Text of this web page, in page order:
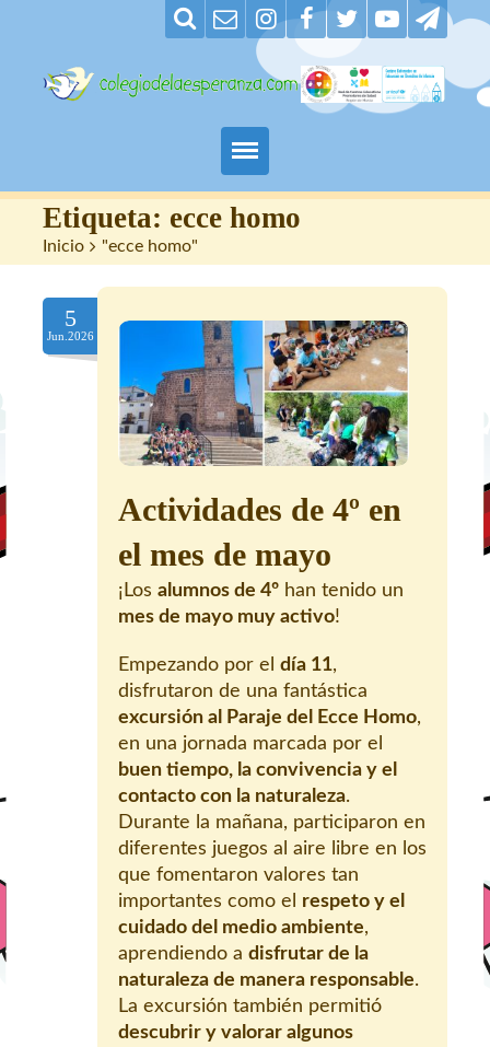
Padres
Alumnos
Maestros
Nuestro centro
Contacto
Etiqueta: ecce homo
Inicio > "ecce homo"
5
Jun.2026
Actividades de 4º en
el mes de mayo
¡Los alumnos de 4º han tenido un
mes de mayo muy activo!
Empezando por el día 11,
disfrutaron de una fantástica
excursión al Paraje del Ecce Homo,
en una jornada marcada por el
buen tiempo, la convivencia y el
contacto con la naturaleza.
Durante la mañana, participaron en
diferentes juegos al aire libre en los
que fomentaron valores tan
importantes como el respeto y el
cuidado del medio ambiente,
aprendiendo a disfrutar de la
naturaleza de manera responsable.
La excursión también permitió
descubrir y valorar algunos